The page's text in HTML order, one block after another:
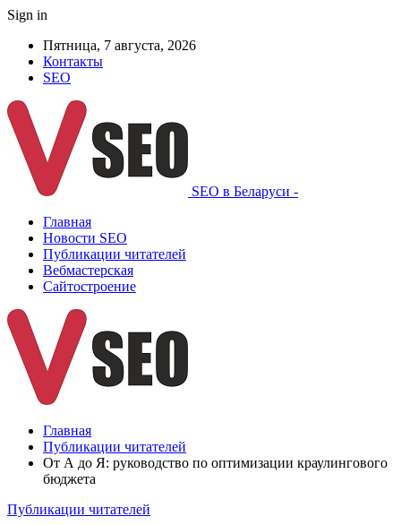
Sign in
Пятница, 7 августа, 2026
Контакты
SEO
SEO в Беларуси -
Главная
Новости SEO
Публикации читателей
Вебмастерская
Сайтостроение
Главная
Публикации читателей
От А до Я: руководство по оптимизации краулингового
бюджета
Публикации читателей